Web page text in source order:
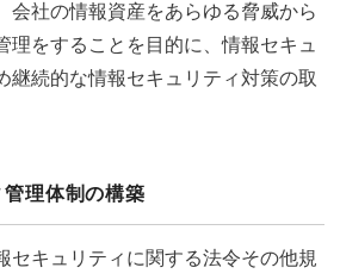
会社の情報資産をあらゆる脅威から
理をすることを目的に、情報セキュ
継続的な情報セキュリティ対策の取
理体制の構築
セキュリティに関する法令その他規